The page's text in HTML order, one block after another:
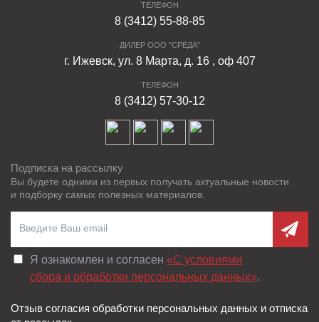
ТЕЛЕФОН
8 (3412) 55-88-85
ДИЛЕР ООО "СРЕДА"
г. Ижевск, ул. 8 Марта, д. 16 , оф 407
ТЕЛЕФОН
8 (3412) 57-30-12
Подписка на рассылку
Вы будете одними из первых получать актуальные новости
и подборку самых полезных материалов.
Я ознакомлен и согласен «C условиями
сбора и обработки персональных данных».
Отзыв согласия обработки персональных данных и отписка